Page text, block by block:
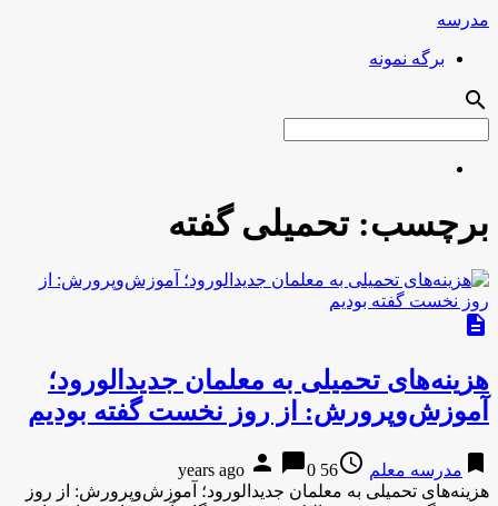
مدرسه
برگه نمونه
search
برچسب:تحمیلی گفته
description
هزینه‌های تحمیلی به معلمان جدید‌الورود؛
آموزش‌وپرورش:‌ از روز نخست گفته بودیم
bookmark مدرسه معلم access_time
56 years ago
person chat_bubble0
هزینه‌های تحمیلی به معلمان جدید‌الورود؛ آموزش‌وپرورش:‌ از روز